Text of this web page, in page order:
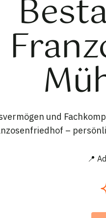
und
–
📍